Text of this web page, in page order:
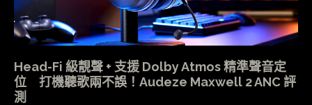
Head-Fi 級靚聲 + 支援 Dolby Atmos 精準聲音定
位 打機聽歌兩不誤！Audeze Maxwell 2 ANC 評
測